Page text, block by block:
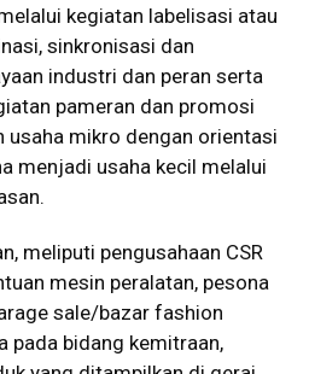
kegiatan labelisasi atau
sinkronisasi dan
industri dan peran serta
pameran dan promosi
usaha mikro dengan orientasi
menjadi usaha kecil melalui
meliputi pengusahaan CSR
mesin peralatan, pesona
sale/bazar fashion
pada bidang kemitraan,